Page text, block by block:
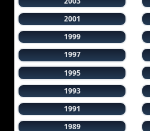
2001
1999
1997
1995
1993
1991
1989